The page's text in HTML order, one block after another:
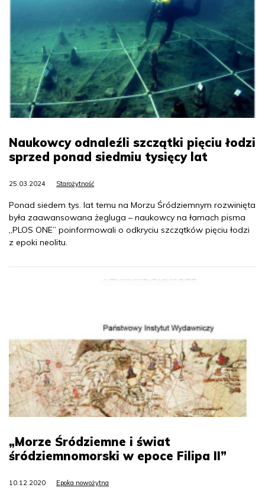
Naukowcy odnaleźli szczątki pięciu łodzi
sprzed ponad siedmiu tysięcy lat
25.03.2024 Starożytność
Ponad siedem tys. lat temu na Morzu Śródziemnym rozwinięta
była zaawansowana żegluga – naukowcy na łamach pisma
„PLOS ONE” poinformowali o odkryciu szczątków pięciu łodzi
z epoki neolitu.
„Morze Śródziemne i świat
śródziemnomorski w epoce Filipa II”
10.12.2020 Epoka nowożytna